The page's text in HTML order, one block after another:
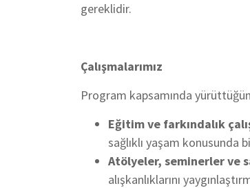
gereklidir.
Çalışmalarımız
Program kapsamında
Eğitim ve farkındalık
sağlıklı yaşam konusunda
Atölyeler, seminerler ve
alışkanlıklarını